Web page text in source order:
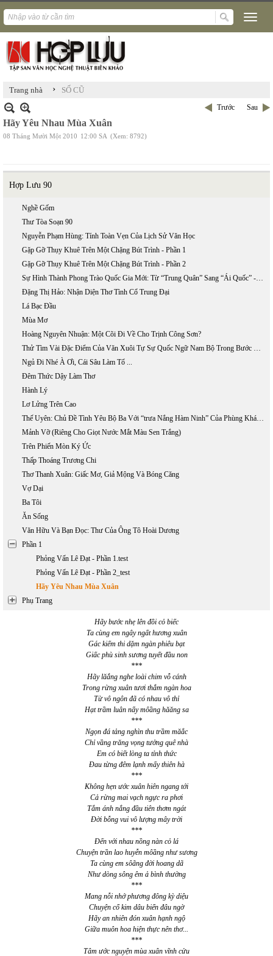
Trang nhà › SỐ CŨ
Trước Sau
Hãy Yêu Nhau Mùa Xuân
08 Tháng Mười Một 2010 12:00 SA (Xem: 8792)
Hợp Lưu 90
Nghề Gốm
Thư Tòa Soạn 90
Nguyễn Phạm Hùng: Tính Toàn Vẹn Của Lịch Sử Văn Học
Gặp Gỡ Thụy Khuê Trên Một Chặng Bút Trình - Phần 1
Gặp Gỡ Thụy Khuê Trên Một Chặng Bút Trình - Phần 2
Sự Hình Thành Phong Trào Quốc Gia Mới: Từ “Trung Quân” Sang “Ái Quốc” - Phần 2
Đặng Thị Hảo: Nhận Diện Thơ Tình Cổ Trung Đại
Lá Bạc Đầu
Mùa Mơ
Hoàng Nguyên Nhuận: Một Cõi Đi Về Cho Trịnh Công Sơn?
Thử Tìm Vài Đặc Điểm Của Văn Xuôi Tự Sự Quốc Ngữ Nam Bộ Trong Bước Khởi Đầu
Ngủ Đi Nhé À Ơi, Cái Sâu Làm Tổ ...
Đêm Thức Dậy Làm Thơ
Hành Lý
Lơ Lửng Trên Cao
Thế Uyên: Chủ Đề Tình Yêu Bộ Ba Với “trưa Nắng Hàm Ninh” Của Phùng Khánh Minh
Mảnh Vỡ (Riêng Cho Giọt Nước Mắt Màu Sen Trắng)
Trên Phiến Mòn Ký Ức
Thấp Thoáng Trương Chi
Thơ Thanh Xuân: Giấc Mơ, Giả Mộng Và Bóng Căng
Vợ Dại
Ba Tôi
Ăn Sống
Văn Hữu Và Bạn Đọc: Thư Của Ông Tô Hoài Dương
Phần 1
Phỏng Vấn Lê Đạt - Phần 1.test
Phỏng Vấn Lê Đạt - Phần 2_test
Hãy Yêu Nhau Mùa Xuân
Phụ Trang
Hãy bước nhẹ lên đồi cỏ biếc
Ta cùng em ngây ngất hương xuân
Gác kiếm thi dặm ngàn phiêu bạt
Giấc phù sinh sương tuyết đầu non
***
Hãy lăắng nghe loài chim vỗ cánh
Trong rừng xuân tươi thắm ngàn hoa
Từ vô ngôn đã có nhau vô thỉ
Hạt trầm luân nẩy môầng hăăng sa
***
Ngọn đá tảng nghìn thu trầm măẳc
Chỉ vầng trăng vọng tưởng quê nhà
Em có biết lòng ta tỉnh thức
Đau từng đêm lạnh mấy thiên hà
***
Không hẹn ước xuân hiên ngang tới
Cả rừng mai vạch ngực ra phơi
Tắm ánh nắng đầu tiên thơm ngát
Đời bỗng vui vô lượng mây trời
***
Đến với nhau nồng nàn cỏ lá
Chuyện trần lao huyễn môầng như sương
Ta cùng em sôãng đời hoang dã
Như dòng sông êm ả bình thường
***
Mang nỗi nhớ phương đông kỳ diệu
Chuyện cổ kim dâu biển đâu ngờ
Hãy an nhiên đón xuân hạnh ngộ
Giữa muôn hoa hiện thực nên thơ...
***
Tâm ước nguyện mùa xuân vĩnh cửu